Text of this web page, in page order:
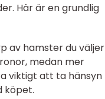
Här är en grundlig
av hamster du väljer
medan mer
viktigt att ta hänsyn
köpet.